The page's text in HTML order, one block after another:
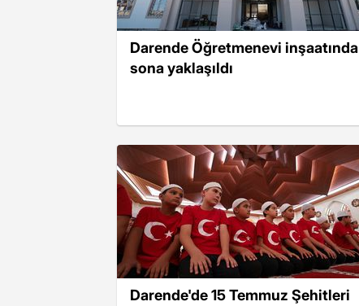
Darende Öğretmenevi inşaatında
sona yaklaşıldı
Darende'de 15 Temmuz Şehitleri